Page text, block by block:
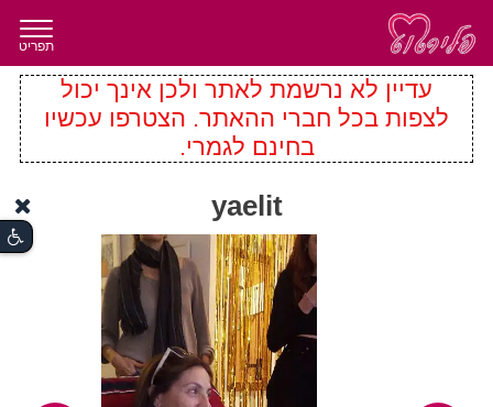
תפריט
עדיין לא נרשמת לאתר ולכן אינך יכול
לצפות בכל חברי ההאתר. הצטרפו עכשיו
בחינם לגמרי.
yaelit